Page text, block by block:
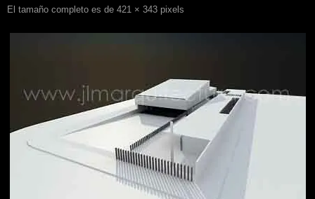
El tamaño completo es de 421 × 343 pixels